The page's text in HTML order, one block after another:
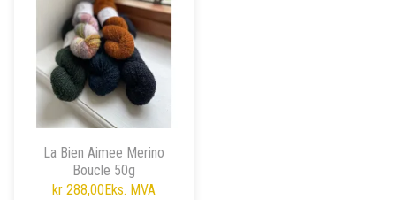
La Bien Aimee Merino
Boucle 50g
kr 288,00Eks. MVA